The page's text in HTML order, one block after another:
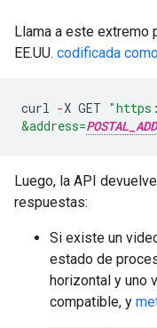
Llama a este extremo
EE.UU. codificada
curl -X GET
&address=
Luego, la API
respuestas:
Si existe un
estado de
horizontal y uno
compatible, y